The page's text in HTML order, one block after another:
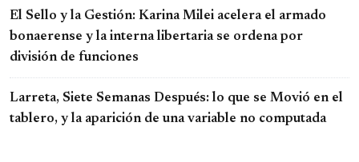
El Sello y la Gestión: Karina Milei acelera el armado
bonaerense y la interna libertaria se ordena por
división de funciones
Larreta, Siete Semanas Después: lo que se Movió en el
tablero, y la aparición de una variable no computada